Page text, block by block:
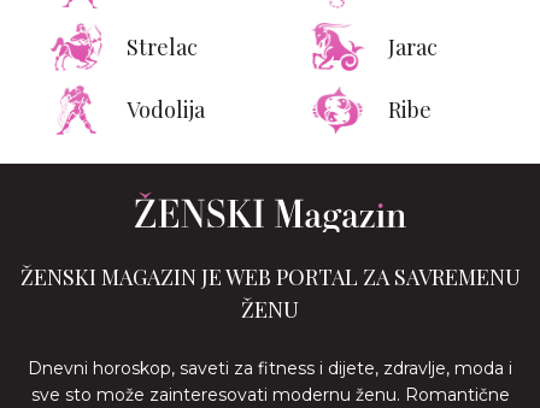
Strelac Jarac
Vodolija Ribe
ŽENSKI MAGAZIN JE WEB PORTAL ZA SAVREMENU
ŽENU
Dnevni horoskop, saveti za fitness i dijete, zdravlje, moda i
sve sto može zainteresovati modernu ženu. Romantične